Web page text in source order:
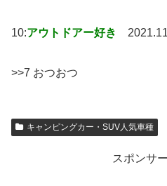
10:アウトドアー好き
>>7 おつおつ
キャンピングカー・SUV人気車種
スポンサ